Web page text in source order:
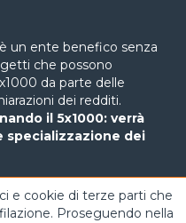
e cookie di terze parti che
Proseguendo nella
un ente benefico senza
che possono
da parte delle
dei redditi.
il 5x1000: verrà
specializzazione dei